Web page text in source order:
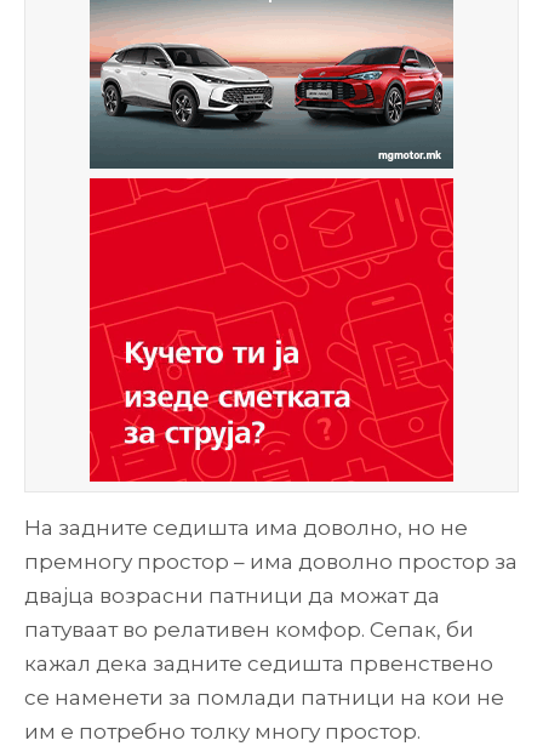
На задните седишта има доволно, но не
премногу простор – има доволно простор за
двајца возрасни патници да можат да
патуваат во релативен комфор. Сепак, би
кажал дека задните седишта првенствено
се наменети за помлади патници на кои не
им е потребно толку многу простор.